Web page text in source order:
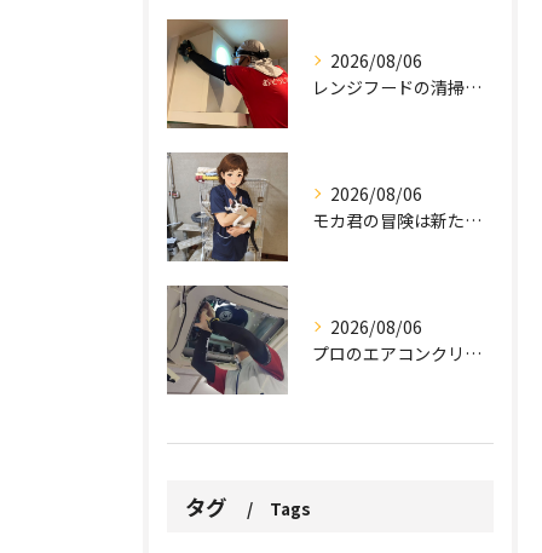
2026/08/06
レンジフードの清掃、忘れていませんか？
2026/08/06
モカ君の冒険は新たな幕を開けました。
2026/08/06
プロのエアコンクリーニングは、店舗やオフィスにおいて多くのメ...
タグ Tags